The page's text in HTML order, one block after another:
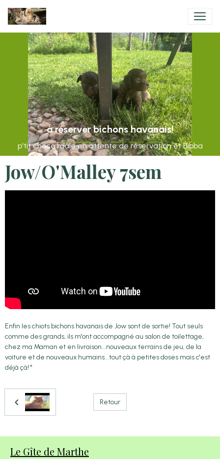
à réserver bichons havanais!
p'tit choco mâle en attente de réservation et Bibba
Jow/O'Malley 7sem
Enfin les chiots bichons havanais de Jow sont de sortie! Tout seuls
comme des grands, ils m'ont accompagné au salon de toilettage,
chez ma Maman et en livraison...nouveaux terrains de jeu, de la
voiture et de nouveaux humains...tout çà à petites doses mais c'est
déjà çà! "
Retour
Le Gîte de Marthe